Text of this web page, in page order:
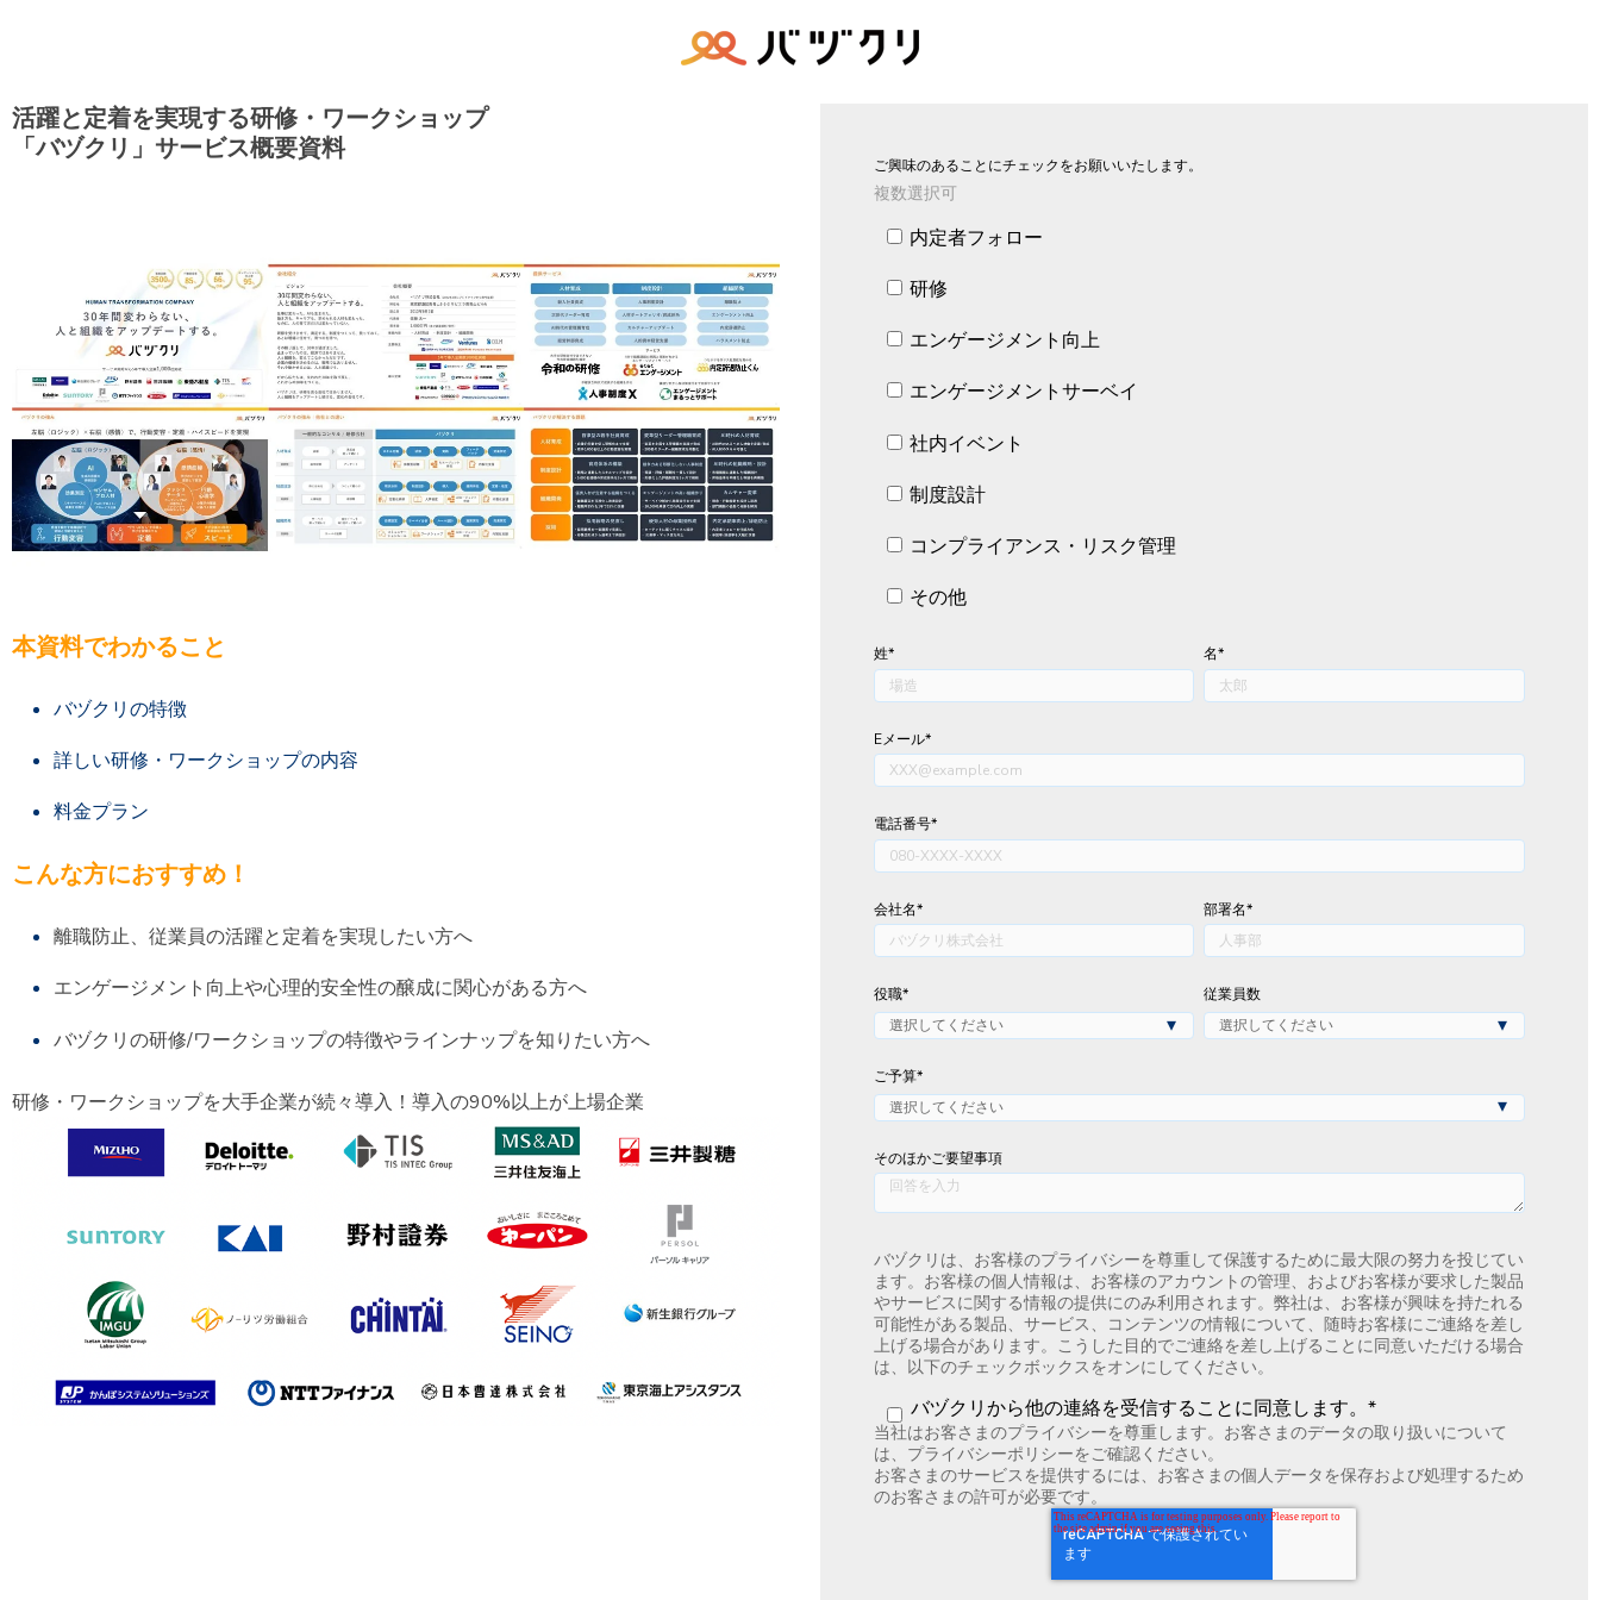
活躍と定着を実現する研修・ワークショップ
「バヅクリ」サービス概要資料
本資料でわかること
バヅクリの特徴
詳しい研修・ワークショップの内容
料金プラン
こんな方におすすめ！
離職防止、従業員の活躍と定着を実現したい方へ
エンゲージメント向上や心理的安全性の醸成に関心がある方へ
バヅクリの研修/ワークショップの特徴やラインナップを知りたい方へ
研修・ワークショップを大手企業が続々導入！導入の90%以上が上場企業
ご興味のあることにチェックをお願いいたします。
複数選択可
内定者フォロー
研修
エンゲージメント向上
エンゲージメントサーベイ
社内イベント
制度設計
コンプライアンス・リスク管理
その他
姓* 名*
Eメール*
電話番号*
会社名* 部署名*
役職* 従業員数
ご予算*
そのほかご要望事項
バヅクリは、お客様のプライバシーを尊重して保護するために最大限の努力を投じてい
ます。お客様の個人情報は、お客様のアカウントの管理、およびお客様が要求した製品
やサービスに関する情報の提供にのみ利用されます。弊社は、お客様が興味を持たれる
可能性がある製品、サービス、コンテンツの情報について、随時お客様にご連絡を差し
上げる場合があります。こうした目的でご連絡を差し上げることに同意いただける場合
は、以下のチェックボックスをオンにしてください。
バヅクリから他の連絡を受信することに同意します。*
当社はお客さまのプライバシーを尊重します。お客さまのデータの取り扱いについて
は、プライバシーポリシーをご確認ください。
お客さまのサービスを提供するには、お客さまの個人データを保存および処理するため
のお客さまの許可が必要です。